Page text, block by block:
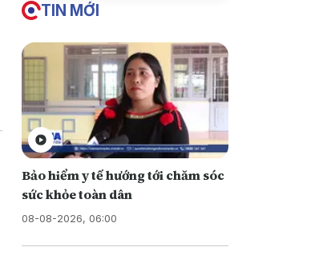
TIN MỚI
Bảo hiểm y tế hướng tới chăm sóc
sức khỏe toàn dân
08-08-2026, 06:00